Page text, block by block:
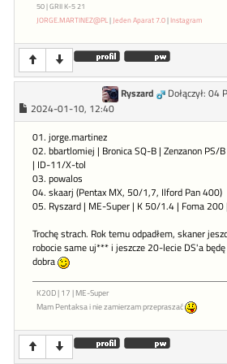
50 | GRII K-5 21
JORGE.MARTINEZ@PL| Jeden Aparat 7.0|Instagram
Ryszard
Dołączył: 04
2024-01-10, 12:40
01. jorge.martinez
02. bbartlomiej | Bronica SQ-B | Zenzanon
| ID-11/X-tol
03. powalos
04. skaarj (Pentax MX, 50/1,7, Ilford Pan 400)
05. Ryszard | ME-Super | K 50/1.4 | Foma 200
Trochę strach. Rok temu odpadłem, skaner
robocie same uj*** i jeszcze 20-lecie DS'a
dobra
K20D | 17 | ME-Super
Mam Pentaksa i nie zamierzam przepraszać